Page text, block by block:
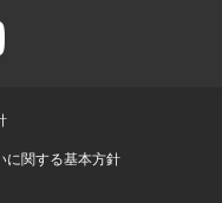
に関する基本方針